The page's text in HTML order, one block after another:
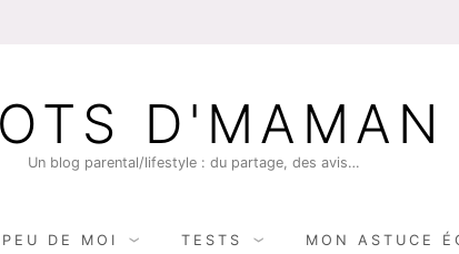
D'MAMAN
Un blog parental/lifestyle : du partage, des avis…
DE MOI TESTS MON ASTUCE